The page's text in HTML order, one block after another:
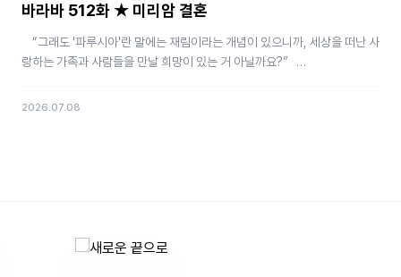
바라바 512화 ★ 미리암 결혼
랑하는 가족과 사람들을 만날 희망이 있는 거 아닐까요?” …
2026.07.08